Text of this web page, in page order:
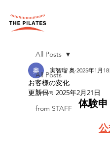
All Posts
News
from STAFF
All Posts
お客様の変化
実智瑠 奥 2025年1月18
更新日： 2025年2月21日
体験